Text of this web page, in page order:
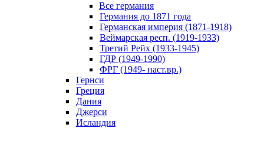
Все германия
Германия до 1871 года
Германская империя (1871-1918)
Веймарская респ. (1919-1933)
Третий Рейх (1933-1945)
ГДР (1949-1990)
ФРГ (1949- наст.вр.)
Гернси
Греция
Дания
Джерси
Исландия